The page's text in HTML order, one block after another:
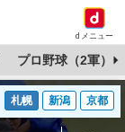
dメニュー
プロ野球（2軍）
札幌 新潟 京都